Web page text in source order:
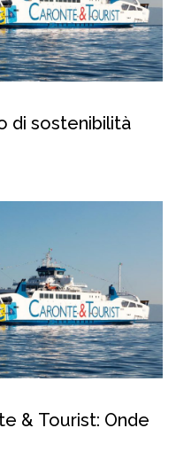
di sostenibilità
& Tourist: Onde